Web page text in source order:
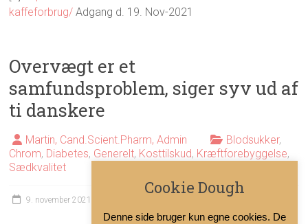
kaffeforbrug/ Adgang d. 19. Nov-2021
Overvægt er et
samfundsproblem, siger syv ud af
ti danskere
Martin, Cand.Scient.Pharm, Admin Blodsukker,
Chrom, Diabetes, Generelt, Kosttilskud, Kræftforebyggelse,
Sædkvalitet
9. november 2021
Cookie Dough
Denne side bruger kun egne cookies. De